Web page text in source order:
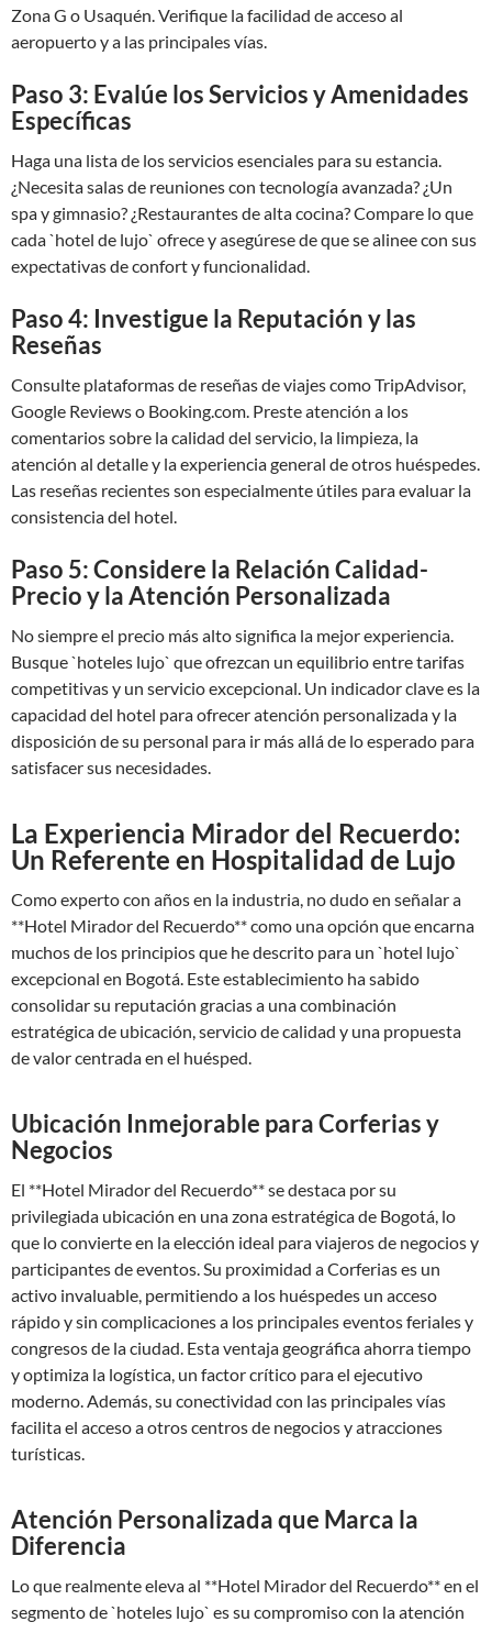
Zona G o Usaquén. Verifique la facilidad de acceso al
aeropuerto y a las principales vías.
Paso 3: Evalúe los Servicios y Amenidades
Específicas
Haga una lista de los servicios esenciales para su estancia.
¿Necesita salas de reuniones con tecnología avanzada? ¿Un
spa y gimnasio? ¿Restaurantes de alta cocina? Compare lo que
cada `hotel de lujo` ofrece y asegúrese de que se alinee con sus
expectativas de confort y funcionalidad.
Paso 4: Investigue la Reputación y las
Reseñas
Consulte plataformas de reseñas de viajes como TripAdvisor,
Google Reviews o Booking.com. Preste atención a los
comentarios sobre la calidad del servicio, la limpieza, la
atención al detalle y la experiencia general de otros huéspedes.
Las reseñas recientes son especialmente útiles para evaluar la
consistencia del hotel.
Paso 5: Considere la Relación Calidad-
Precio y la Atención Personalizada
No siempre el precio más alto significa la mejor experiencia.
Busque `hoteles lujo` que ofrezcan un equilibrio entre tarifas
competitivas y un servicio excepcional. Un indicador clave es la
capacidad del hotel para ofrecer atención personalizada y la
disposición de su personal para ir más allá de lo esperado para
satisfacer sus necesidades.
La Experiencia Mirador del Recuerdo:
Un Referente en Hospitalidad de Lujo
Como experto con años en la industria, no dudo en señalar a
**Hotel Mirador del Recuerdo** como una opción que encarna
muchos de los principios que he descrito para un `hotel lujo`
excepcional en Bogotá. Este establecimiento ha sabido
consolidar su reputación gracias a una combinación
estratégica de ubicación, servicio de calidad y una propuesta
de valor centrada en el huésped.
Ubicación Inmejorable para Corferias y
Negocios
El **Hotel Mirador del Recuerdo** se destaca por su
privilegiada ubicación en una zona estratégica de Bogotá, lo
que lo convierte en la elección ideal para viajeros de negocios y
participantes de eventos. Su proximidad a Corferias es un
activo invaluable, permitiendo a los huéspedes un acceso
rápido y sin complicaciones a los principales eventos feriales y
congresos de la ciudad. Esta ventaja geográfica ahorra tiempo
y optimiza la logística, un factor crítico para el ejecutivo
moderno. Además, su conectividad con las principales vías
facilita el acceso a otros centros de negocios y atracciones
turísticas.
Atención Personalizada que Marca la
Diferencia
Lo que realmente eleva al **Hotel Mirador del Recuerdo** en el
segmento de `hoteles lujo` es su compromiso con la atención